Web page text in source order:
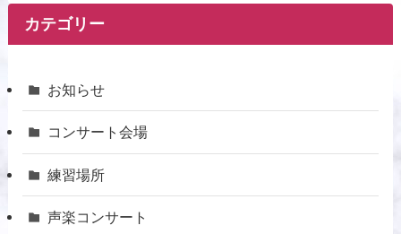
カテゴリー
お知らせ
コンサート会場
練習場所
声楽コンサート